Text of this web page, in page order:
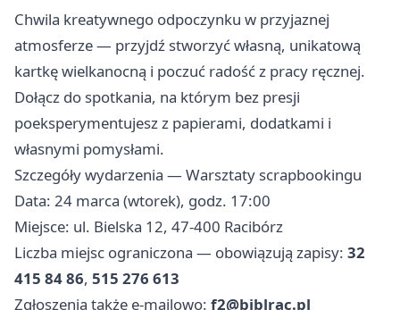
Chwila kreatywnego odpoczynku w przyjaznej
atmosferze — przyjdź stworzyć własną, unikatową
kartkę wielkanocną i poczuć radość z pracy ręcznej.
Dołącz do spotkania, na którym bez presji
poeksperymentujesz z papierami, dodatkami i
własnymi pomysłami.
Szczegóły wydarzenia — Warsztaty scrapbookingu
Data: 24 marca (wtorek), godz. 17:00
Miejsce: ul. Bielska 12, 47-400 Racibórz
Liczba miejsc ograniczona — obowiązują zapisy: 32
415 84 86, 515 276 613
Zgłoszenia także e-mailowo: f2@biblrac.pl